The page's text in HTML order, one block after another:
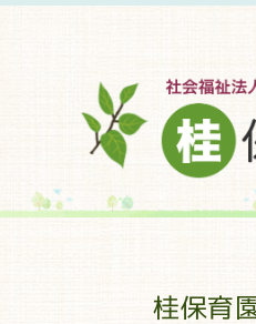
桂保育